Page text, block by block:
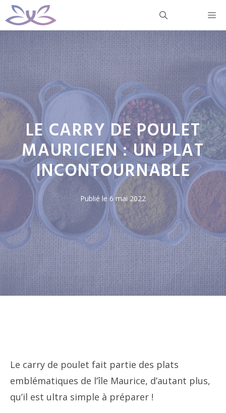
Aller
au
LE CARRY DE POULET
MAURICIEN : UN PLAT
INCONTOURNABLE
Publié le6 mai 2022
Le carry de poulet fait partie des plats
emblématiques de l’île Maurice, d’autant plus,
qu’il est ultra simple à préparer !